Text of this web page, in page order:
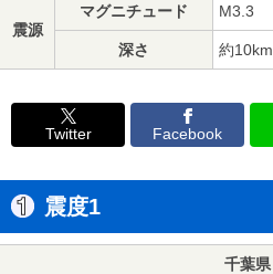
震源
マグニチュード M3.3
深さ 約10km
Twitter Facebook
震度1
千葉県